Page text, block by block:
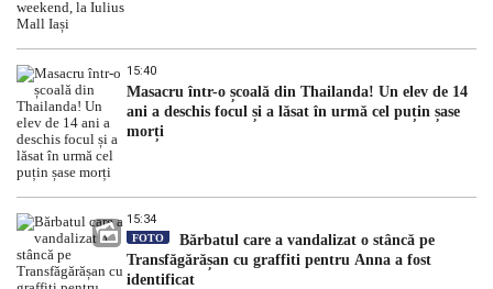
15:40
Masacru într-o școală din Thailanda! Un elev de 14
ani a deschis focul și a lăsat în urmă cel puțin șase
morți
15:34
FOTO
Bărbatul care a vandalizat o stâncă pe
Transfăgărășan cu graffiti pentru Anna a fost
identificat